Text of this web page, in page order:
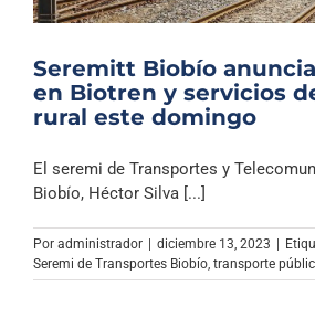
Seremitt Biobío
en Biotren y servicios
rural este domingo
El seremi de Transportes y
Biobío, Héctor Silva [...]
Por administrador diciembre 13, 2023
Seremi de Transportes Biobío, transporte